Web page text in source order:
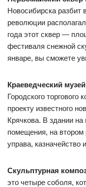
Новосибирска разбит
революции
года этот сквер —
фестиваля снежной
январе, вы сможете
Краеведческий музей
Городского торгового
проекту известного
Крячкова. В здании
помещения, на
управа, казначейство
Скульптурная
это четыре соболя,